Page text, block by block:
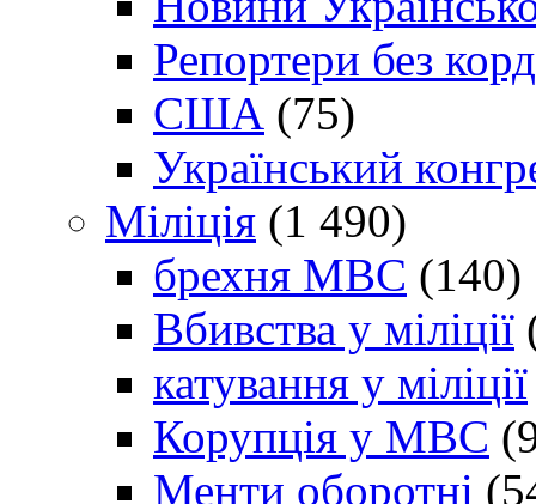
Репортери без
США (75)
Український
Міліція (1 490)
брехня МВС (140)
Вбивства у міліції
катування у міліції
Корупція у МВС
Менти оборотні